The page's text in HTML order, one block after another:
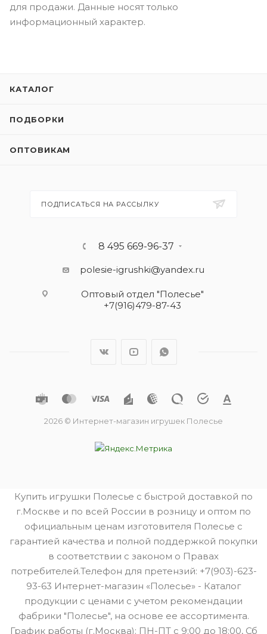
для продажи. Данные носят только
информационный характер.
КАТАЛОГ
ПОДБОРКИ
ОПТОВИКАМ
ПОДПИСАТЬСЯ НА РАССЫЛКУ
8 495 669-96-37
polesie-igrushki@yandex.ru
Оптовый отдел "Полесье"
+7(916)479-87-43
2026 © Интернет-магазин игрушек Полесье
Купить игрушки Полесье с быстрой доставкой по
г.Москве и по всей России в розницу и оптом по
официальным ценам изготовителя Полесье с
гарантией качества и полной поддержкой покупки
в соответствии с законом о Правах
потребителей.Телефон для претензий: +7(903)-623-
93-63 Интернет-магазин «Полесье» - Каталог
продукции с ценами с учетом рекомендации
фабрики "Полесье", на основе ее ассортимента.
График работы (г.Москва): ПН-ПТ с 9:00 до 18:00, Сб